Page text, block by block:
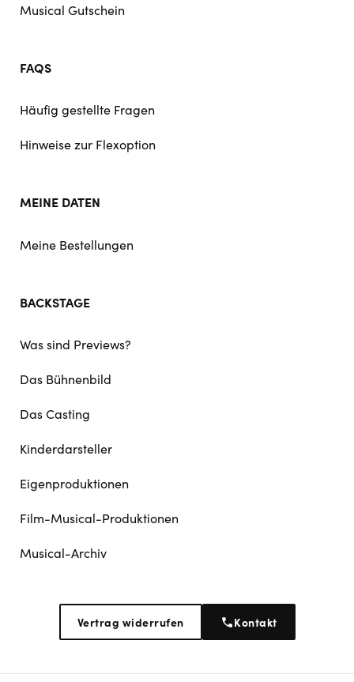
Musical Gutschein
FAQS
Häufig gestellte Fragen
Hinweise zur Flexoption
MEINE DATEN
Meine Bestellungen
BACKSTAGE
Was sind Previews?
Das Bühnenbild
Das Casting
Kinderdarsteller
Eigenproduktionen
Film-Musical-Produktionen
Musical-Archiv
Vertrag widerrufen Kontakt